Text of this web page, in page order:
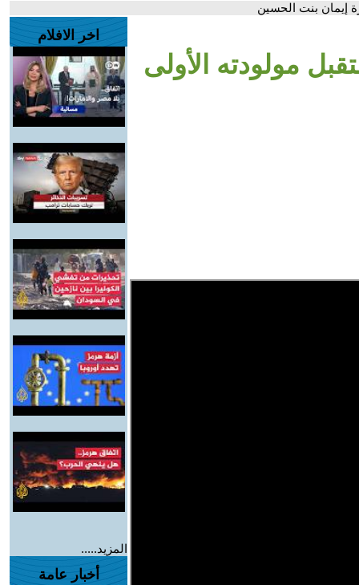
إيمان بنت الحسين
مولودته الأولى
اخر الافلام
المزيد.....
أخبار عامة